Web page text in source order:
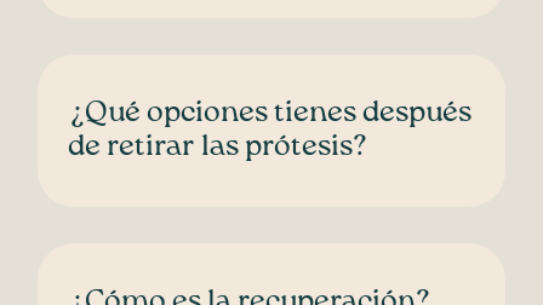
¿Qué opciones tienes después
de retirar las prótesis?